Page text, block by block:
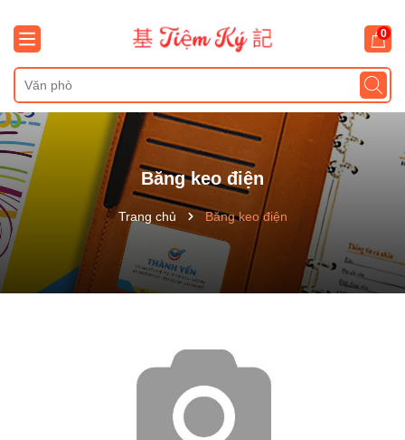
0
Băng keo điện
Trang chủ Băng keo điện